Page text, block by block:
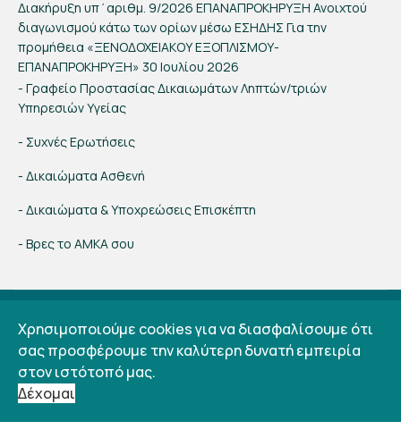
Διακήρυξη υπ΄αριθμ. 9/2026 ΕΠΑΝΑΠΡΟΚΗΡΥΞΗ Ανοιχτού
διαγωνισμού κάτω των ορίων μέσω ΕΣΗΔΗΣ Για την
προμήθεια «ΞΕΝΟΔΟΧΕΙΑΚΟΥ ΕΞΟΠΛΙΣΜΟΥ-
ΕΠΑΝΑΠΡΟΚΗΡΥΞΗ» 30 Ιουλίου 2026
- Γραφείο Προστασίας Δικαιωμάτων Ληπτών/τριών
Υπηρεσιών Υγείας
- Συχνές Ερωτήσεις
- Δικαιώματα Ασθενή
- Δικαιώματα & Υποχρεώσεις Επισκέπτη
- Βρες το ΑΜΚΑ σου
© 2018 Γ Ν ΠΡΕΒΕΖΑΣ | Web DesignΘ. Ανωγιάτης|Όροι χρήσης
Πολιτική cookies| Πολιτική Προστασίας Δεδομένων
Προσωπικού Χαρακτήρα
Η ΙΣΤΟΣΕΛΙΔΑ ΜΑΣ ΦΙΛΟΞΕΝΕΙΤΑΙ ΑΠΟ ΤΟ:
Χρησιμοποιούμε cookies για να διασφαλίσουμε ότι
σας προσφέρουμε την καλύτερη δυνατή εμπειρία
στον ιστότοπό μας.
Δέχομαι